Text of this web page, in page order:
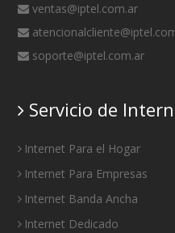
ventas@iptel.com.ar
soporte@iptel.com.ar
Servicio de
Internet Para el Hogar
Internet Para Empresas
Internet Banda Ancha
Internet Dedicado